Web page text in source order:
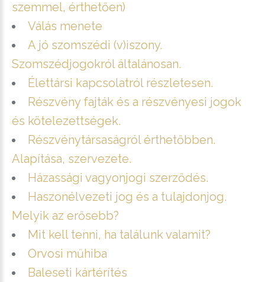
szemmel, érthetően)
Válás menete
A jó szomszédi (v)iszony.
Szomszédjogokról általánosan.
Élettársi kapcsolatról részletesen.
Részvény fajták és a részvényesi jogok
és kötelezettségek.
Részvénytársaságról érthetőbben.
Alapítása, szervezete.
Házassági vagyonjogi szerződés.
Haszonélvezeti jog és a tulajdonjog.
Melyik az erősebb?
Mit kell tenni, ha találunk valamit?
Orvosi műhiba
Baleseti kártérítés